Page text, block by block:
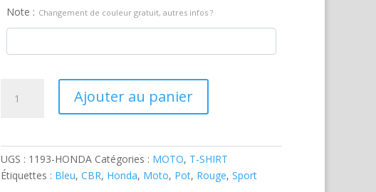
Note : Changement de couleur gratuit, autres infos ?
F
Rouge
Ajouter au panier
UGS : 1193-HONDA Catégories : MOTO, T-SHIRT
Étiquettes : Bleu,CBR, Honda, Moto, Pot, Rouge,Sport